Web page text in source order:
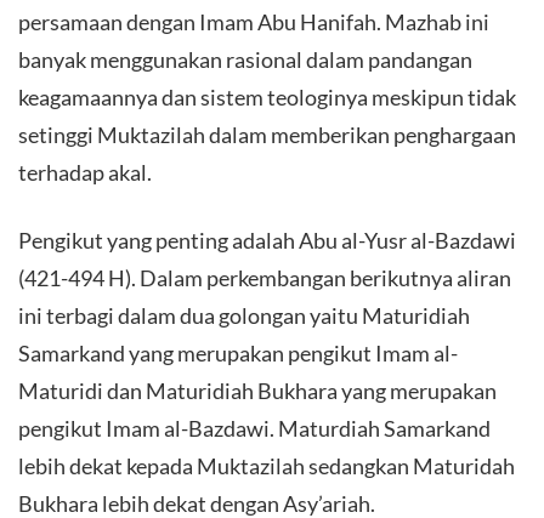
persamaan dengan Imam Abu Hanifah. Mazhab ini
banyak menggunakan rasional dalam pandangan
keagamaannya dan sistem teologinya meskipun tidak
setinggi Muktazilah dalam memberikan penghargaan
terhadap akal.
Pengikut yang penting adalah Abu al-Yusr al-Bazdawi
(421-494 H). Dalam perkembangan berikutnya aliran
ini terbagi dalam dua golongan yaitu Maturidiah
Samarkand yang merupakan pengikut Imam al-
Maturidi dan Maturidiah Bukhara yang merupakan
pengikut Imam al-Bazdawi. Maturdiah Samarkand
lebih dekat kepada Muktazilah sedangkan Maturidah
Bukhara lebih dekat dengan Asy’ariah.